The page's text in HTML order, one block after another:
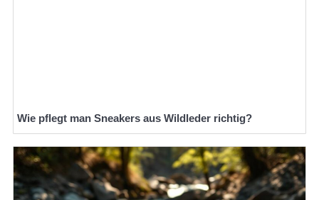
Wie pflegt man Sneakers aus Wildleder richtig?